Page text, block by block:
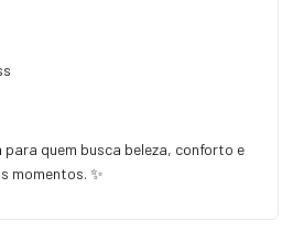
para quem busca beleza, conforto e
momentos. ✨